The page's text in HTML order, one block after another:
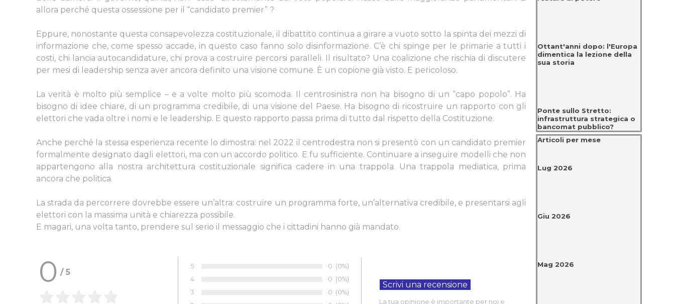
allora perché questa ossessione per il “candidato premier” ?
Eppure, nonostante questa consapevolezza costituzionale, il dibattito continua a girare a vuoto sotto la spinta dei mezzi di
informazione che, come spesso accade, in questo caso fanno solo disinformazione. C’è chi spinge per le primarie a tutti i
costi, chi lancia autocandidature, chi prova a costruire percorsi paralleli. Il risultato? Una coalizione che rischia di discutere
per mesi di leadership senza aver ancora definito una visione comune. È un copione già visto. E pericoloso.
La verità è molto più semplice – e a volte molto più scomoda. Il centrosinistra non ha bisogno di un “capo popolo”. Ha
bisogno di idee chiare, di un programma credibile, di una visione del Paese. Ha bisogno di ricostruire un rapporto con gli
elettori che vada oltre i nomi e le leadership. E questo rapporto passa prima di tutto dal rispetto della Costituzione.
Anche perché la stessa esperienza recente lo dimostra: nel 2022 il centrodestra non si presentò con un candidato premier
formalmente designato dagli elettori, ma con un accordo politico. E fu sufficiente. Continuare a inseguire modelli che non
appartengono alla nostra architettura costituzionale significa cadere in una trappola. Una trappola mediatica, prima
ancora che politica.
La strada da percorrere dovrebbe essere un’altra: costruire un programma forte, un’alternativa credibile, e presentarsi agli
elettori con la massima unità e chiarezza possibile.
E magari, una volta tanto, prendere sul serio il messaggio che i cittadini hanno già mandato.
0 / 5
5 Numero di voti:
0 Percentuale di voti:
(0%)
4 Numero di voti:
0 Percentuale di voti:
(0%)
3 Numero di voti:
0 Percentuale di voti:
(0%)
La tua opinione è importante per noi e
Ottant'anni dopo: l'Europa
dimentica la lezione della
sua storia
Ponte sullo Stretto:
infrastruttura strategica o
bancomat pubblico?
Salta blocco Articoli per mese
Articoli per mese
Lug 2026
Giu 2026
Mag 2026